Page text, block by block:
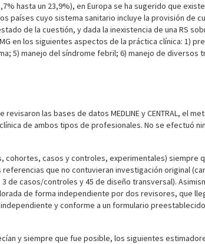
hasta un 23,9%), en Europa se ha sugerido que
países cuyo sistema sanitario incluye la provisión de
de la cuestión, y dada la inexistencia de una RS
en los siguientes aspectos de la práctica clínica: 1)
5) manejo del síndrome febril; 6) manejo de
las bases de datos MEDLINE y CENTRAL, el
de ambos tipos de profesionales. No se efectuó
casos y controles, experimentales) siempre
referencias que no contuvieran investigación original
casos/controles y 45 de diseño transversal).
de forma independiente por dos revisores, que
y conforme a un formulario
y siempre que fue posible, los siguientes